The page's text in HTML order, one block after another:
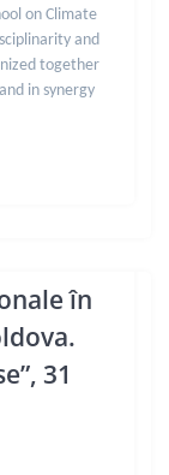
on Climate
and
together
in synergy
în
31